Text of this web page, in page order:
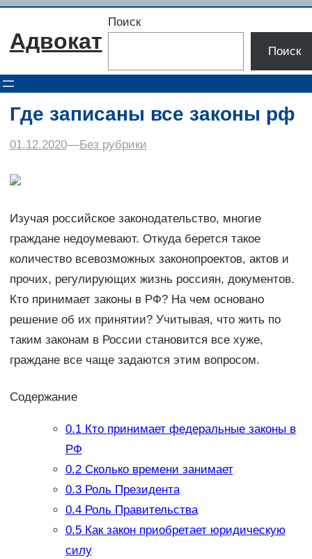
Перейти
содержимому
Адвокат
Поиск
Поиск
Где записаны все законы рф
01.12.2020––Без рубрики
Изучая российское законодательство, многие
граждане недоумевают. Откуда берется такое
количество всевозможных законопроектов, актов и
прочих, регулирующих жизнь россиян, документов.
Кто принимает законы в РФ? На чем основано
решение об их принятии? Учитывая, что жить по
таким законам в России становится все хуже,
граждане все чаще задаются этим вопросом.
Содержание
0.1Кто принимает федеральные законы в
РФ
0.2Сколько времени занимает
0.3Роль Президента
0.4Роль Правительства
0.5Как закон приобретает юридическую
силу